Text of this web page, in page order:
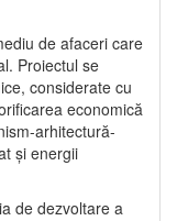
de afaceri care
Proiectul se
considerate cu
economică
arhitectură-
și energii
de dezvoltare a